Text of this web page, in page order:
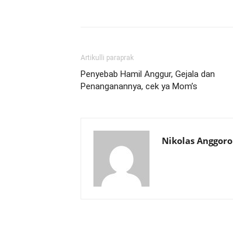
Artikulli paraprak
Penyebab Hamil Anggur, Gejala dan
Penanganannya, cek ya Mom’s
Nikolas Anggoro